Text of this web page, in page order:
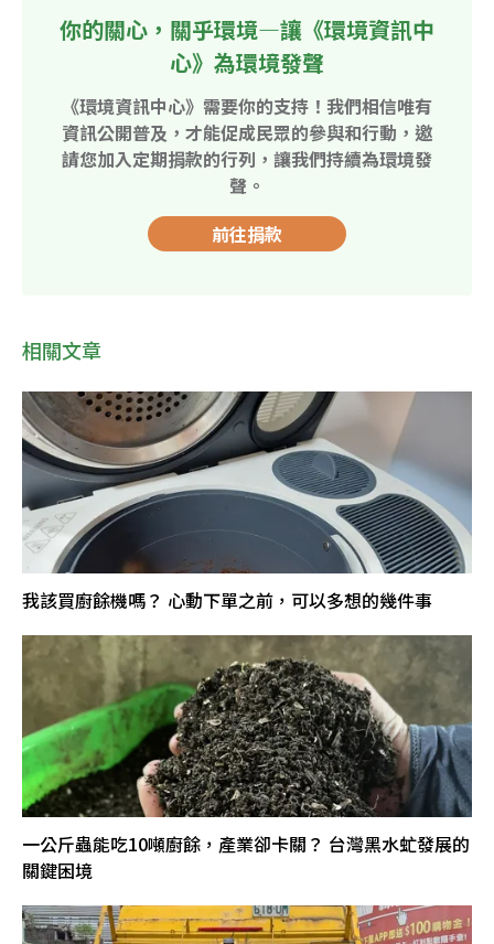
你的關心，關乎環境—讓《環境資訊中
心》為環境發聲
《環境資訊中心》需要你的支持！我們相信唯有
資訊公開普及，才能促成民眾的參與和行動，邀
請您加入定期捐款的行列，讓我們持續為環境發
聲。
前往捐款
相關文章
我該買廚餘機嗎？ 心動下單之前，可以多想的幾件事
一公斤蟲能吃10噸廚餘，產業卻卡關？ 台灣黑水虻發展的
關鍵困境